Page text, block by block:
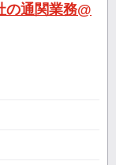
の通関業務@